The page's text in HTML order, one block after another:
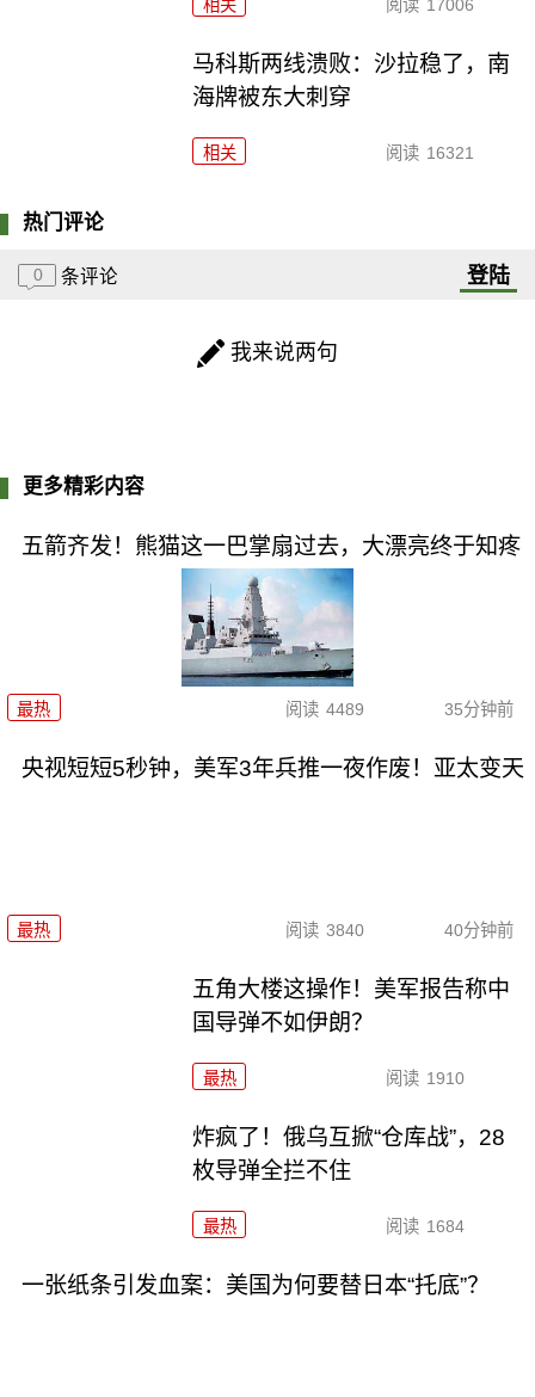
相关 阅读 17006
马科斯两线溃败：沙拉稳了，南
海牌被东大刺穿
相关 阅读 16321
热门评论
0 条评论 登陆
我来说两句
更多精彩内容
五箭齐发！熊猫这一巴掌扇过去，大漂亮终于知疼
最热 阅读 4489 35分钟前
央视短短5秒钟，美军3年兵推一夜作废！亚太变天
最热 阅读 3840 40分钟前
五角大楼这操作！美军报告称中
国导弹不如伊朗？
最热 阅读 1910
炸疯了！俄乌互掀“仓库战”，28
枚导弹全拦不住
最热 阅读 1684
一张纸条引发血案：美国为何要替日本“托底”？